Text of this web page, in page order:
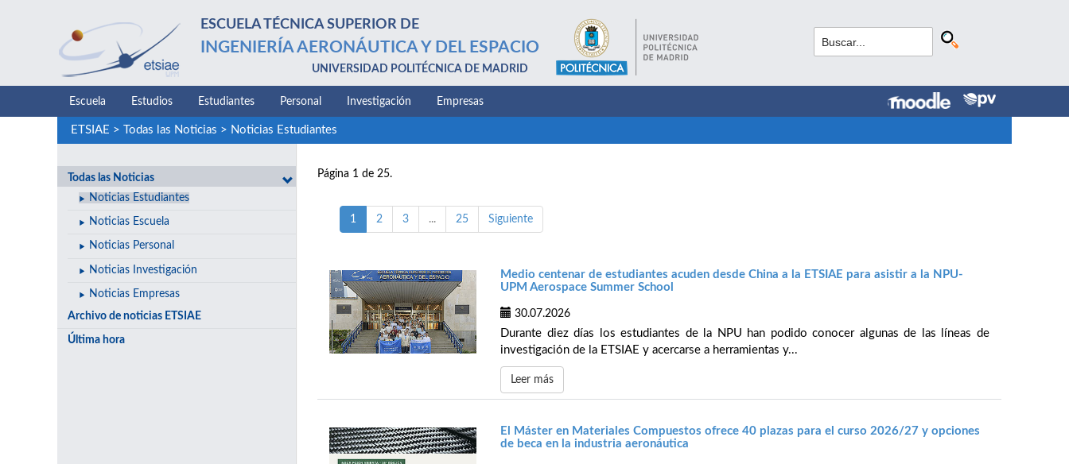
ESCUELA TÉCNICA SUPERIOR DE
INGENIERÍA AERONÁUTICA Y DEL ESPACIO
UNIVERSIDAD POLITÉCNICA DE MADRID
Escuela Estudios Estudiantes Personal Investigación Empresas
ETSIAE > Todas las Noticias > Noticias Estudiantes
Todas las Noticias
Noticias Estudiantes
Noticias Escuela
Noticias Personal
Noticias Investigación
Noticias Empresas
Archivo de noticias ETSIAE
Última hora
Página 1 de 25.
1 2 3 ... 25 Siguiente
Medio centenar de estudiantes acuden desde China a la ETSIAE para asistir a la NPU-
UPM Aerospace Summer School
30.07.2026
Durante diez días los estudiantes de la NPU han podido conocer algunas de las líneas de
investigación de la ETSIAE y acercarse a herramientas y...
Leer más
El Máster en Materiales Compuestos ofrece 40 plazas para el curso 2026/27 y opciones
de beca en la industria aeronáutica